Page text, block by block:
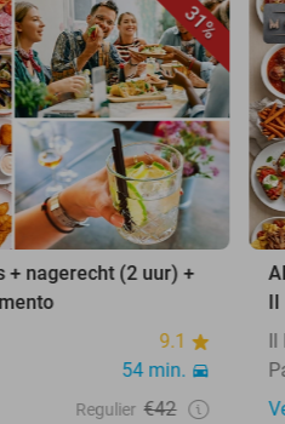
31%
+ nagerecht (2 uur) +
9.1
54 min.
Regulier €42
Il
Il